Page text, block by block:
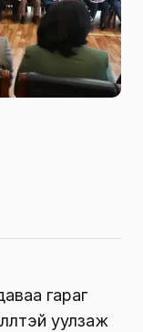
гараг
уулзаж